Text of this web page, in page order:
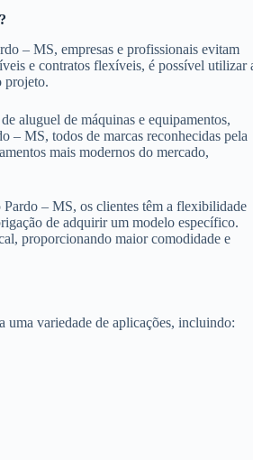
– MS, empresas e profissionais evitam
e contratos flexíveis, é possível utilizar
projeto.
aluguel de máquinas e equipamentos,
– MS, todos de marcas reconhecidas pela
mais modernos do mercado,
– MS, os clientes têm a flexibilidade
de adquirir um modelo específico.
proporcionando maior comodidade e
uma variedade de aplicações, incluindo: